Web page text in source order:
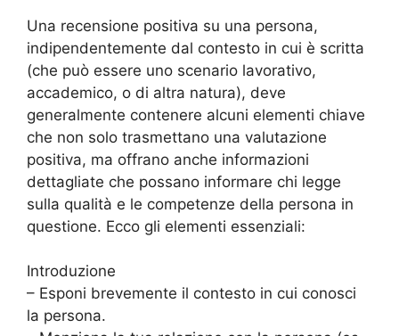
Una recensione positiva su una persona,
indipendentemente dal contesto in cui è scritta
(che può essere uno scenario lavorativo,
accademico, o di altra natura), deve
generalmente contenere alcuni elementi chiave
che non solo trasmettano una valutazione
positiva, ma offrano anche informazioni
dettagliate che possano informare chi legge
sulla qualità e le competenze della persona in
questione. Ecco gli elementi essenziali:
Introduzione
– Esponi brevemente il contesto in cui conosci
la persona.